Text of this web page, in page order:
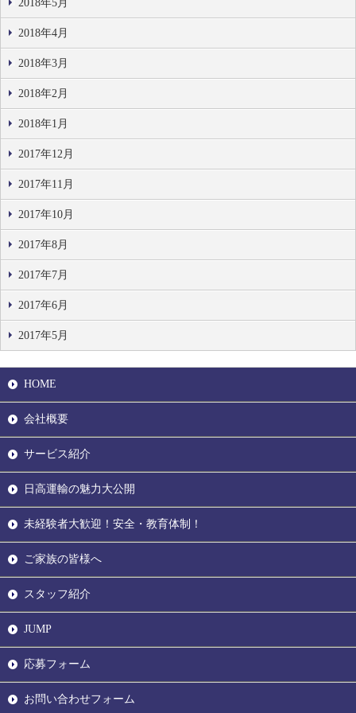
2018年5月
2018年4月
2018年3月
2018年2月
2018年1月
2017年12月
2017年11月
2017年10月
2017年8月
2017年7月
2017年6月
2017年5月
HOME
会社概要
サービス紹介
日高運輸の魅力大公開
未経験者大歓迎！安全・教育体制！
ご家族の皆様へ
スタッフ紹介
JUMP
応募フォーム
お問い合わせフォーム